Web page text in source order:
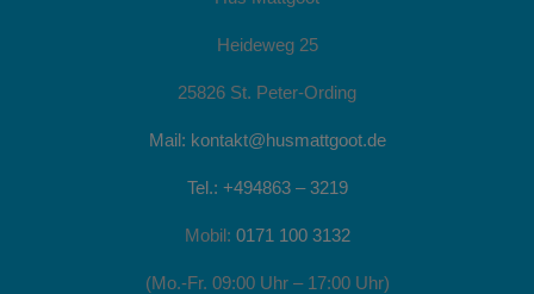
Heideweg 25
25826 St. Peter-Ording
Mail: kontakt@husmattgoot.de
Tel.: +494863 – 3219
Mobil: 0171 100 3132
(Mo.-Fr. 09:00 Uhr – 17:00 Uhr)